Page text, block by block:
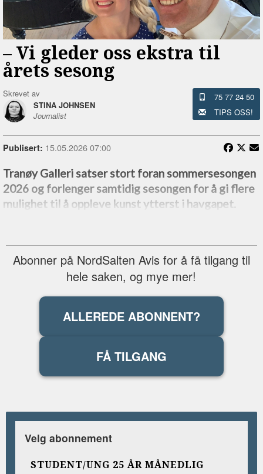
–⁠ Vi gleder oss ekstra til
årets sesong
Skrevet av
STINA JOHNSEN
Journalist
75 77 24 50
TIPS OSS!
Publisert: 15.05.2026 07:00
Tranøy Galleri satser stort foran sommersesongen
2026 og forlenger samtidig sesongen for å gi flere
mulighet til å oppleve kunst ytterst i havgapet.
Abonner på NordSalten Avis for å få tilgang til
hele saken, og mye mer!
ALLEREDE ABONNENT?
FÅ TILGANG
Velg abonnement
STUDENT/UNG 25 ÅR MÅNEDLIG